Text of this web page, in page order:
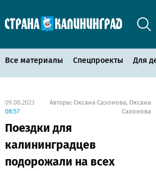
Все материалы Спецпроекты Для
09.08.2023
08:57
Авторы: Оксана Сазонова, Оксана
Сазонова
Поездки для
калининградцев
подорожали на всех